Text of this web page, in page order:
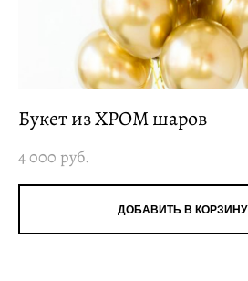
Букет из ХРОМ шаров
4 000 pуб.
ДОБАВИТЬ В КОРЗИНУ